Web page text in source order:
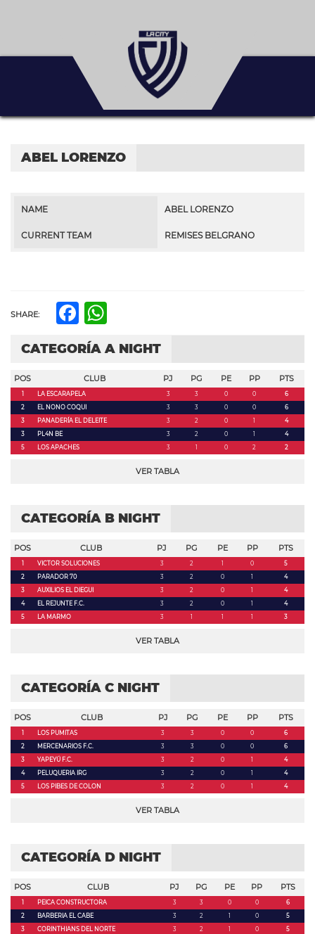
ABEL LORENZO
NAME ABEL LORENZO
CURRENT TEAM REMISES BELGRANO
SHARE: Facebook
CATEGORÍA A NIGHT
POS CLUB PJ PG PE PP PTS
1 LA ESCARAPELA 3 3 0 0
6
2
EL NONO COQUI 3 3 0 0
6
3
PANADERÍA EL DELEITE 3 2 0 1
4
3
PL4N BE 3 2 0 1
4
5
LOS APACHES 3 1 0 2 2
VER TABLA
CATEGORÍA B NIGHT
POS CLUB PJ PG PE PP PTS
1 VICTOR SOLUCIONES 3 2 1 0
5
2
PARADOR 70 3 2 0 1
4
3
AUXILIOS EL DIEGUI 3 2 0 1
4
4
EL REJUNTE F.C. 3 2 0 1
4
5
LA MARMO 3 1 1 1 3
VER TABLA
CATEGORÍA C NIGHT
POS CLUB PJ PG PE PP PTS
1 LOS PUMITAS 3 3 0 0
6
2
MERCENARIOS F.C. 3 3 0 0
6
3
YAPEYÚ F.C. 3 2 0 1
4
4
PELUQUERIA IRG 3 2 0 1
4
5
LOS PIBES DE COLON 3 2 0 1 4
VER TABLA
CATEGORÍA D NIGHT
POS CLUB PJ PG PE PP PTS
1 PEICA CONSTRUCTORA 3 3 0 0
6
2
BARBERIA EL CABE 3 2 1 0
5
3
CORINTHIANS DEL NORTE 3 2 1 0
5